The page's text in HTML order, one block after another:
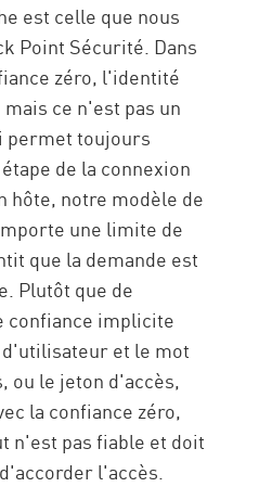
est celle que nous
Point Sécurité. Dans
zéro, l'identité
ce n'est pas un
permet toujours
de la connexion
hôte, notre modèle de
une limite de
que la demande est
Plutôt que de
confiance implicite
et le mot
ou le jeton d'accès,
la confiance zéro,
n'est pas fiable et doit
l'accès.